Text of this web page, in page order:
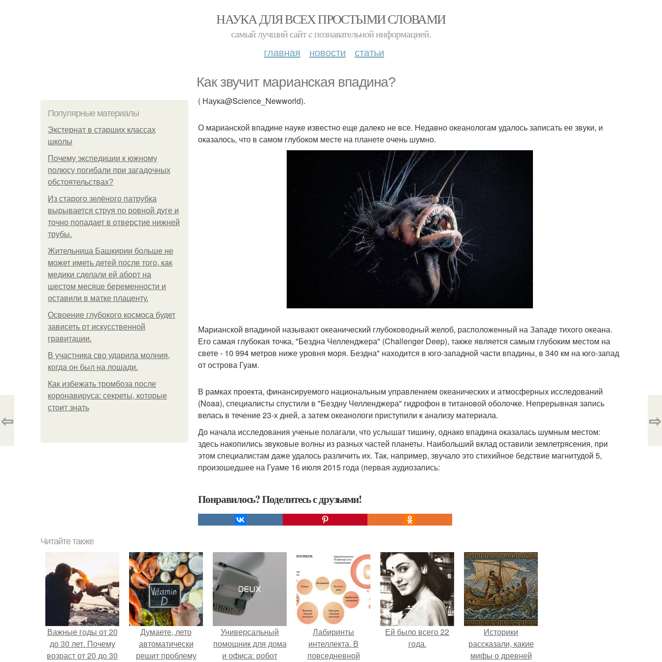
НАУКА ДЛЯ ВСЕХ ПРОСТЫМИ СЛОВАМИ
самый лучший сайт c познавательной информацией.
главная новости статьи
Как звучит марианская впадина?
Популярные материалы
Экстернат в старших классах
школы
Почему экспедиции к южному
полюсу погибали при загадочных
обстоятельствах?
Из старого зелёного патрубка
вырывается струя по ровной дуге и
точно попадает в отверстие нижней
трубы.
Жительница Башкирии больше не
может иметь детей после того, как
медики сделали ей аборт на
шестом месяце беременности и
оставили в матке плаценту.
Освоение глубокого космоса будет
зависеть от искусственной
гравитации.
В участника сво ударила молния,
когда он был на лошади.
Как избежать тромбоза после
коронавируса: секреты, которые
стоит знать
( Наука@Science_Newworld).
О марианской впадине науке известно еще далеко не все. Недавно океанологам удалось записать ее звуки, и
оказалось, что в самом глубоком месте на планете очень шумно.
Марианской впадиной называют океанический глубоководный желоб, расположенный на Западе тихого океана.
Его самая глубокая точка, "Бездна Челленджера" (Challenger Deep), также является самым глубоким местом на
свете - 10 994 метров ниже уровня моря. Бездна" находится в юго-западной части впадины, в 340 км на юго-запад
от острова Гуам.
В рамках проекта, финансируемого национальным управлением океанических и атмосферных исследований
(Noaa), специалисты спустили в "Бездну Челленджера" гидрофон в титановой оболочке. Непрерывная запись
велась в течение 23-х дней, а затем океанологи приступили к анализу материала.
До начала исследования ученые полагали, что услышат тишину, однако впадина оказалась шумным местом:
здесь накопились звуковые волны из разных частей планеты. Наибольший вклад оставили землетрясения, при
этом специалистам даже удалось различить их. Так, например, звучало это стихийное бедствие магнитудой 5,
произошедшее на Гуаме 16 июля 2015 года (первая аудиозапись:
Понравилось? Поделитесь с друзьями!
⇦ ⇨
Читайте также
Важные годы от 20
до 30 лет. Почему
возраст от 20 до 30
Думаете, лето
автоматически
решит проблему
Универсальный
помощник для дома
и офиса: робот
Лабиринты
интеллекта. В
повседневной
Ей было всего 22
года.
Историки
рассказали, какие
мифы о древней